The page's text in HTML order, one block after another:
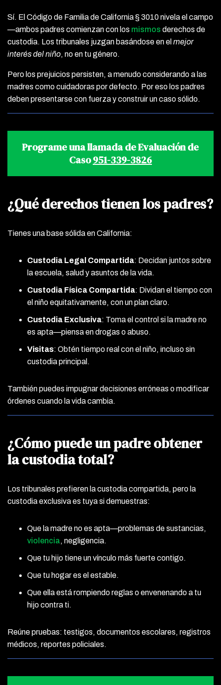
Sí. El Código de Familia de California § 3010 nivela el campo
—ambos padres comienzan con los mismos derechos de
custodia. Los tribunales juzgan basándose en el mejor
interés del niño, no en tu género.
Pero los prejuicios persisten, a menudo considerando a las
madres como cuidadoras por defecto. Por eso los padres
deben presentarse con fuerza y construir un caso sólido.
Programe una llamada de Evaluación de
Caso951-339-3826
¿Qué derechos tienen los padres?
Tienes una base sólida en California:
Custodia Legal Compartida: Decidan juntos sobre
la escuela, salud y asuntos de la vida.
Custodia Física Compartida: Dividan el tiempo con
el niño equitativamente, con un plan claro.
Custodia Exclusiva: Toma el control si la madre no
es apta—piensa en drogas o abuso.
Visitas: Obtén tiempo real con el niño, incluso sin
custodia principal.
También puedes impugnar decisiones erróneas o modificar
órdenes cuando la vida cambia.
¿Cómo puede un padre obtener
la custodia total?
Los tribunales prefieren la custodia compartida, pero la
custodia exclusiva es tuya si demuestras:
Que la madre no es apta—problemas de sustancias,
violencia, negligencia.
Que tu hijo tiene un vínculo más fuerte contigo.
Que tu hogar es el estable.
Que ella está rompiendo reglas o envenenando a tu
hijo contra ti.
Reúne pruebas: testigos, documentos escolares, registros
médicos, reportes policiales.